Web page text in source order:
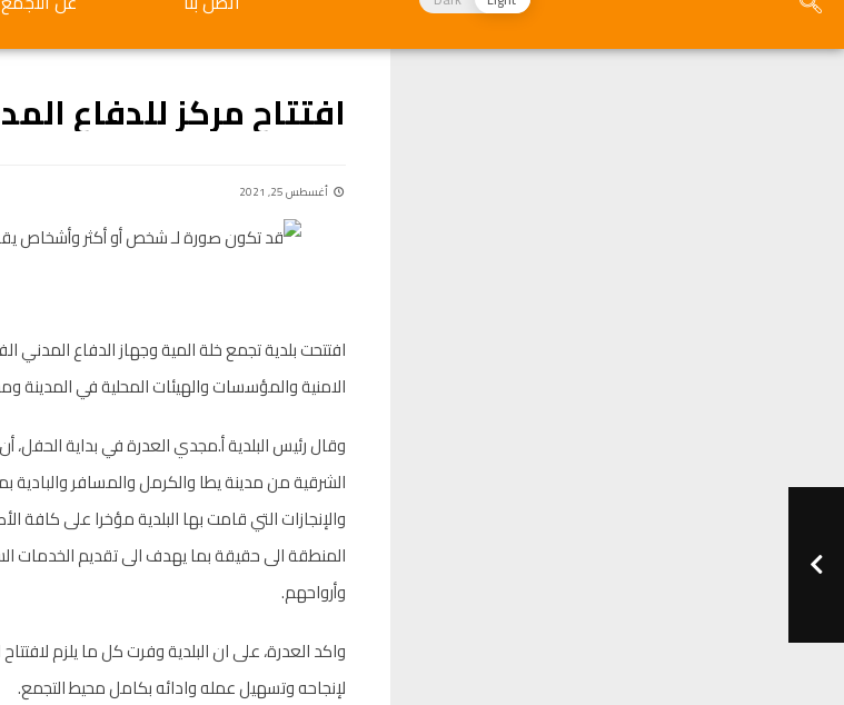
افتتاح مركز للدفاع
أغسطس 25, 2021
افتتحت بلدية تجمع خلة المية وجهاز الدفاع
الامنية والمؤسسات والهيئات المحلية في المدينة
وقال رئيس البلدية أ.مجدي العدرة في بداية الحفل،
الشرقية من مدينة يطا والكرمل والمسافر والبادية
والإنجازات التي قامت بها البلدية مؤخرا على
المنطقة الى حقيقة بما يهدف الى تقديم الخدمات
وأرواحهم.
واكد العدرة، على ان البلدية وفرت كل ما يلزم
لإنجاحه وتسهيل عمله وادائه بكامل محيط التجمع.